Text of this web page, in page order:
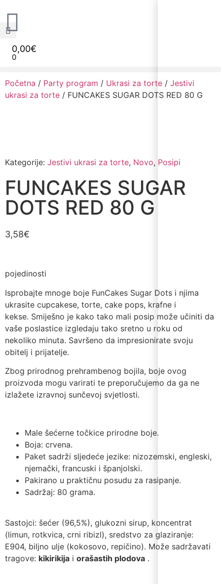
0,00€
0
Početna / Party program / Ukrasi za torte / Jestivi
ukrasi za torte / FUNCAKES SUGAR DOTS RED 80 G
Kategorije: Jestivi ukrasi za torte, Novo, Posipi
FUNCAKES SUGAR
DOTS RED 80 G
3,58€
pojedinosti
Isprobajte mnoge boje FunCakes Sugar Dots i njima
ukrasite cupcakese, torte, cake pops, krafne i
kekse. Smiješno je kako tako mali posip može učiniti da
vaše poslastice izgledaju tako sretno u roku od
nekoliko minuta. Savršeno da impresionirate svoju
obitelj i prijatelje.
Zbog prirodnog prehrambenog bojila, boje ovog
proizvoda mogu varirati te preporučujemo da ga ne
izlažete izravnoj sunčevoj svjetlosti.
Male šećerne točkice prirodne boje.
Boja: crvena.
Paket sadrži sljedeće jezike: nizozemski, engleski,
njemački, francuski i španjolski.
Pakirano u praktičnu posudu za rasipanje.
Sadržaj: 80 grama.
Sastojci: šećer (96,5%), glukozni sirup, koncentrat
(limun, rotkvica, crni ribizl), sredstvo za glaziranje:
E904, biljno ulje (kokosovo, repičino). Može sadržavati
tragove: kikirikija i orašastih plodova .